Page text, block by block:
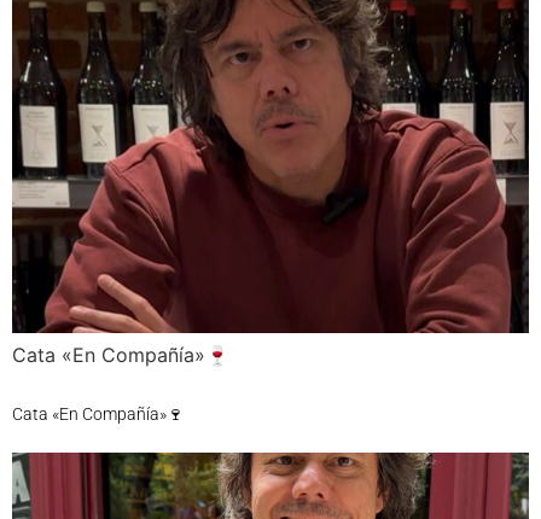
Cata «En Compañía»🍷
Cata «En Compañía»🍷